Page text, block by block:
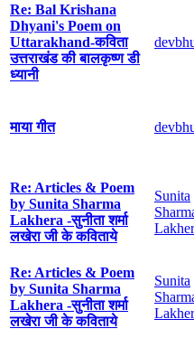
Re: Bal Krishana
Dhyani's Poem on
Uttarakhand-कविता
उत्तराखंड की बालकृष्ण डी
ध्यानी
माया गीत
Re: Articles & Poem
by Sunita Sharma
Lakhera -सुनीता शर्मा
लखेरा जी के कविताये
Sunita
Re: Articles & Poem
by Sunita Sharma
Lakhera -सुनीता शर्मा
लखेरा जी के कविताये
Sunita